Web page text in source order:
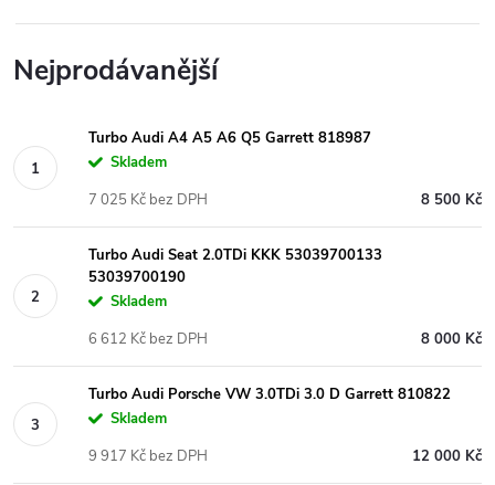
Nejprodávanější
Turbo Audi A4 A5 A6 Q5 Garrett 818987
Skladem
8 500 Kč
7 025 Kč bez DPH
Turbo Audi Seat 2.0TDi KKK 53039700133
53039700190
Skladem
8 000 Kč
6 612 Kč bez DPH
Turbo Audi Porsche VW 3.0TDi 3.0 D Garrett 810822
Skladem
12 000 Kč
9 917 Kč bez DPH